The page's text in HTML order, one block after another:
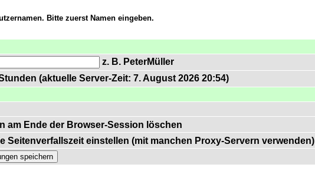
Bitte zuerst Namen eingeben.
z. B. PeterMüller
(aktuelle Server-Zeit: 7. August 2026 20:54)
am Ende der Browser-Session löschen
Seitenverfallszeit einstellen (mit manchen Proxy-Servern verwenden)